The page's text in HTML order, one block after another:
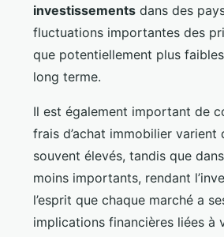
investissements dans des
fluctuations importantes des
que potentiellement plus
long terme.
Il est également important de
frais d’achat immobilier varient
souvent élevés, tandis que
moins importants, rendant
l’esprit que chaque marché a
implications financières liées à